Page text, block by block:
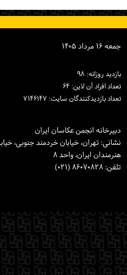
ورود / ثبت‌نام
جمعه ۱۶ مرداد ۱۴۰۵
بازدید روزانه: ۹۸
تعداد افراد آن لاین: ۶۴
تعداد بازدیدكنندگان سایت: ۷۱۴۶۱۴۷
دبیرخانه انجمن عکاسان ایران
هنرمندان ایران، واحد ۸
تلفن: ۸۶۰۷۰۸۲۸ (۰۲۱)